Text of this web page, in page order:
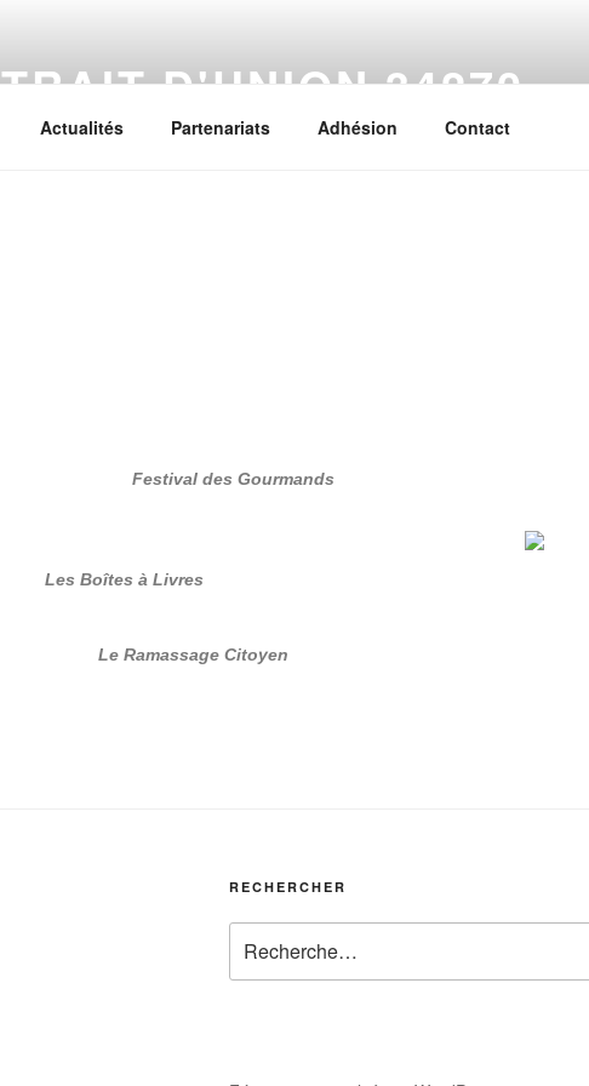
TRAIT D'UNION 34270
Actualités Partenariats Adhésion Contact
Festival des Gourmands
Les Boîtes à Livres
Le Ramassage Citoyen
RECHERCHER